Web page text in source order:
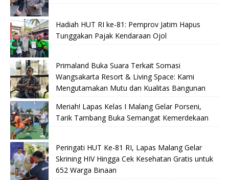
Hadiah HUT RI ke-81: Pemprov Jatim Hapus
Tunggakan Pajak Kendaraan Ojol
Primaland Buka Suara Terkait Somasi
Wangsakarta Resort & Living Space: Kami
Mengutamakan Mutu dan Kualitas Bangunan
Meriah! Lapas Kelas I Malang Gelar Porseni,
Tarik Tambang Buka Semangat Kemerdekaan
Peringati HUT Ke-81 RI, Lapas Malang Gelar
Skrining HIV Hingga Cek Kesehatan Gratis untuk
652 Warga Binaan